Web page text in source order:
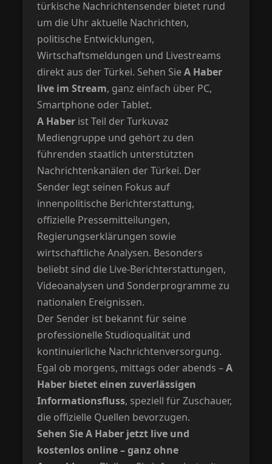
türkische Nachrichtensender bietet rund
um die Uhr aktuelle Nachrichten,
politische Entwicklungen,
Wirtschaftsmeldungen und Livestreams
direkt aus der Türkei. Sehen SieA Haber
live im Stream, ganz einfach über PC,
Smartphone oder Tablet.
A Haber ist Teil der Turkuvaz
Mediengruppe und gehört zu den
führenden staatlich unterstützten
Nachrichtenkanälen der Türkei. Der
Sender legt seinen Fokus auf
innenpolitische Berichterstattung,
offizielle Pressemitteilungen,
Regierungserklärungen sowie
wirtschaftliche Analysen. Besonders
beliebt sind die Live-Berichterstattungen,
Videoanalysen und Sonderprogramme zu
nationalen Ereignissen.
Der Sender ist bekannt für seine
professionelle Studioqualität und
kontinuierliche Nachrichtenversorgung.
Egal ob morgens, mittags oder abends –A
Haber bietet einen zuverlässigen
Informationsfluss, speziell für Zuschauer,
die offizielle Quellen bevorzugen.
Sehen Sie A Haber jetzt live und
kostenlos online – ganz ohne